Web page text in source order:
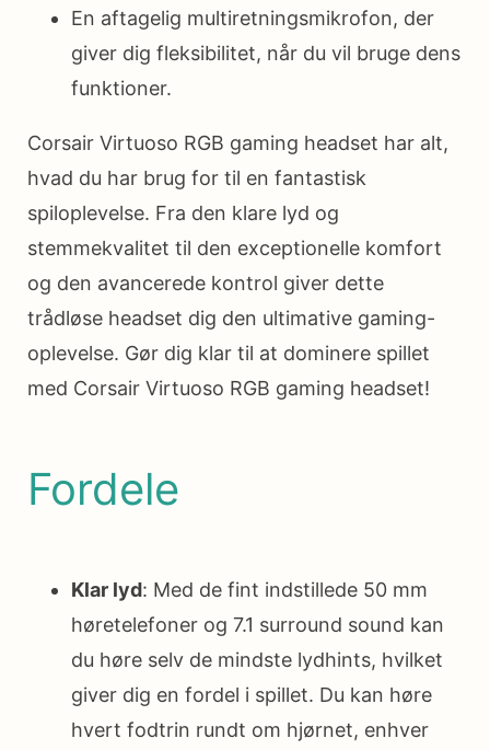
En aftagelig multiretningsmikrofon, der
giver dig fleksibilitet, når du vil bruge dens
funktioner.
Corsair Virtuoso RGB gaming headset har alt,
hvad du har brug for til en fantastisk
spiloplevelse. Fra den klare lyd og
stemmekvalitet til den exceptionelle komfort
og den avancerede kontrol giver dette
trådløse headset dig den ultimative gaming-
oplevelse. Gør dig klar til at dominere spillet
med Corsair Virtuoso RGB gaming headset!
Fordele
Klar lyd: Med de fint indstillede 50 mm
høretelefoner og 7.1 surround sound kan
du høre selv de mindste lydhints, hvilket
giver dig en fordel i spillet. Du kan høre
hvert fodtrin rundt om hjørnet, enhver